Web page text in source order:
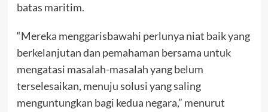
batas maritim.
“Mereka menggarisbawahi perlunya niat baik yang
berkelanjutan dan pemahaman bersama untuk
mengatasi masalah-masalah yang belum
terselesaikan, menuju solusi yang saling
menguntungkan bagi kedua negara,” menurut